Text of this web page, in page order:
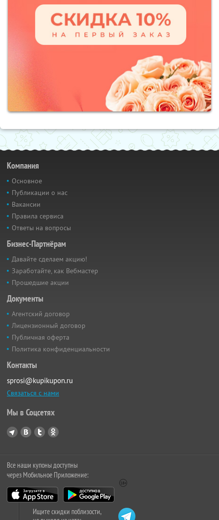
Компания
Основное
Публикации о нас
Вакансии
Правила сервиса
Ответы на вопросы
Бизнес-Партнёрам
Давайте сделаем акцию!
Заработайте, как Вебмастер
Прошедшие акции
Документы
Агентский договор
Лицензионный договор
Публичная оферта
Политика конфиденциальности
Контакты
sprosi@kupikupon.ru
Связаться с нами
Мы в Соцсетях
Все наши купоны доступны
через Мобильное Приложение:
Ищите скидки поблизости,